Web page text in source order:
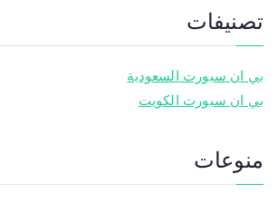
تصنيفات
بي ان سبورت السعودية
بي ان سبورت الكويت
منوعات